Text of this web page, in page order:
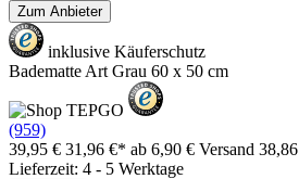
Zum Anbieter
inklusive Käuferschutz
Badematte Art Grau 60 x 50 cm
(959)
39,95 € 31,96 €* ab 6,90 € Versand
Lieferzeit: 4 - 5 Werktage